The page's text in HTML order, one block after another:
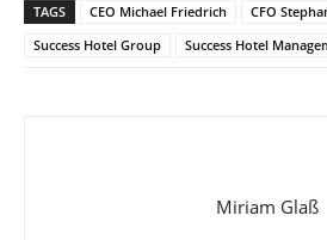
TAGS CEO Michael Friedrich CFO
Success Hotel Group
Success Hotel
Miriam Glaß